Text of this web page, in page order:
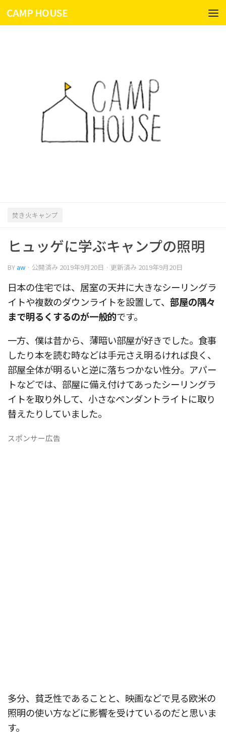
コンテンツへスキップ
CAMP HOUSE
焚き火キャンプ
ヒュッゲに学ぶキャンプの照明
BY aw · 公開済み 2019年9月20日 · 更新済み 2019年9月20日
日本の住宅では、居室の天井に大きなシーリングラ
イトや複数のダウンライトを設置して、 部屋の隅々
まで明るくするのが一般的です。
一方、僕は昔から、薄暗い部屋が好きでした。食事
したり本を読む時などは手元さえ明るければ良く、
部屋全体が明るいと逆に落ちつかない性分。アパー
トなどでは、部屋に備え付けてあったシーリングラ
イトを取り外して、小さなペンダントライトに取り
替えたりしていました。
スポンサー広告
多分、貧乏性であることと、映画などで見る欧米の
照明の使い方などに影響を受けているのだと思いま
す。